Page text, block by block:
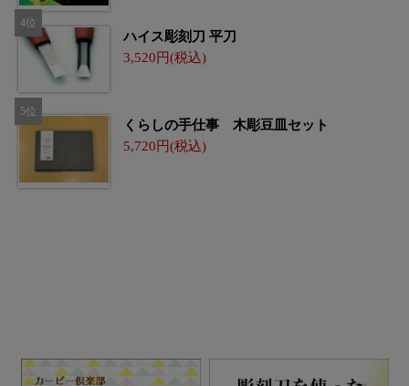
ハイス彫刻刀 平刀
3,520
くらしの手仕事 木彫豆皿セット
5,720